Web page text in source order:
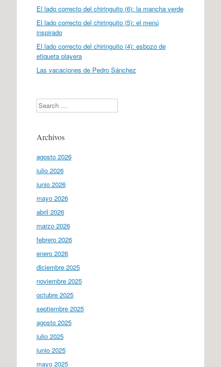
El lado correcto del chiringuito (6): la mancha verde
El lado correcto del chiringuito (5): el menú
inspirado
El lado correcto del chiringuito (4): esbozo de
etiqueta playera
Las vacaciones de Pedro Sánchez
Search
Archivos
agosto 2026
julio 2026
junio 2026
mayo 2026
abril 2026
marzo 2026
febrero 2026
enero 2026
diciembre 2025
noviembre 2025
octubre 2025
septiembre 2025
agosto 2025
julio 2025
junio 2025
mayo 2025